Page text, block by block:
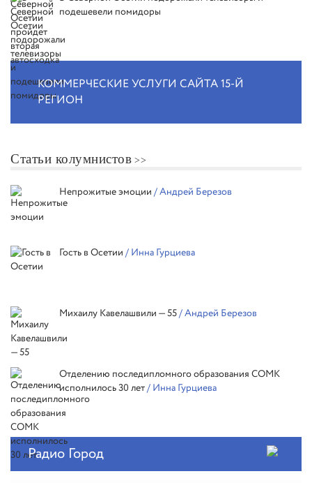
подешевели помидоры
КОММЕРЧЕСКИЕ УСЛУГИ САЙТА 15-Й
РЕГИОН
Статьи колумнистов
Непрожитые эмоции / Андрей Березов
Гость в Осетии / Инна Гурциева
Михаилу Кавелашвили — 55/ Андрей Березов
Отделению последипломного образования СОМК
исполнилось 30 лет/ Инна Гурциева
Радио Город